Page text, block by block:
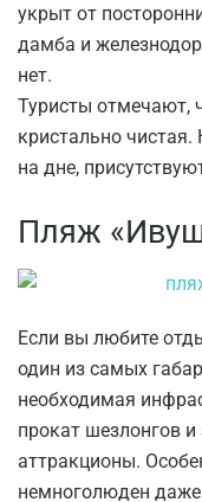
укрыт от
дамба и
нет.
Туристы отмечают,
кристально
на дне,
Пляж
Если вы любите
один из самых
необходимая
прокат шезлонгов
аттракционы.
немноголюден даже